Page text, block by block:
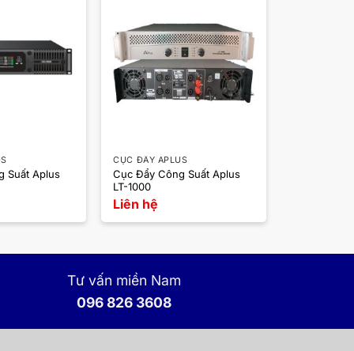
Suất Aplus
CỤC ĐẨY APLUS
Cục Đẩy Công Suất Aplus
LT-1000
Liên hệ
Tư vấn miền Nam
096 826 3608